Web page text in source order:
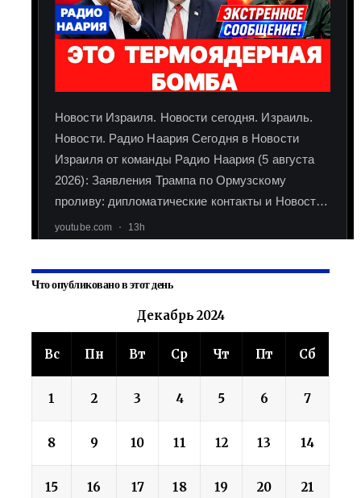
Что опубликовано в этот день
Декабрь 2024
Вс Пн Вт Ср Чт Пт Сб
1 2 3 4 5 6 7
8 9 10 11 12 13 14
15 16 17 18 19 20 21